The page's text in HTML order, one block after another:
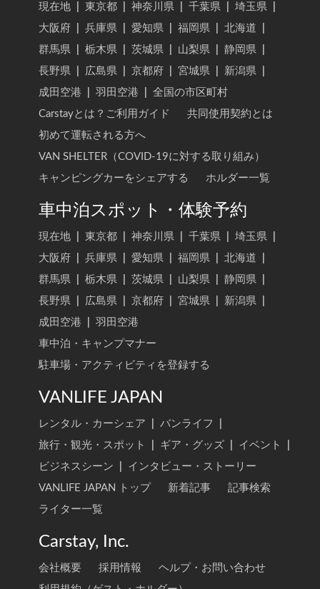
現在地 東京都 神奈川県 千葉県 埼玉県
大阪府
兵庫県 愛知県 福岡県 北海道
群馬県
栃木県 茨城県 山梨県 静岡県
長野県
広島県 京都府 宮城県 新潟県
成田空港
羽田空港
全国の市区町村
Carstayとは？ご利用ガイド
共同使用契約とは
初めて運転される方へ
VAN SHELTER（COVID-19に対する取り組み）
キャンピングカーをシェアする
ホルダー一覧
車中泊スポット・体験予約
現在地 東京都 神奈川県 千葉県 埼玉県
大阪府
兵庫県 愛知県 福岡県 北海道
群馬県
栃木県 茨城県 山梨県 静岡県
長野県
広島県 京都府 宮城県 新潟県
成田空港
羽田空港
車中泊・キャンプマナー
駐車場・アクティビティを登録する
VANLIFE JAPAN
レンタル・カーシェア バンライフ
旅行・観光・スポット
ギア・グッズ イベント
ビジネスシーン
インタビュー・ストーリー
VANLIFE JAPAN トップ
新着記事
記事検索
ライター一覧
Carstay, Inc.
会社概要 採用情報
ヘルプ・お問い合わせ